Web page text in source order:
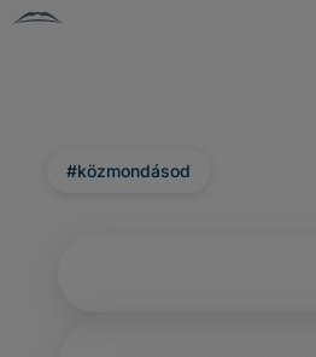
#közmondásod